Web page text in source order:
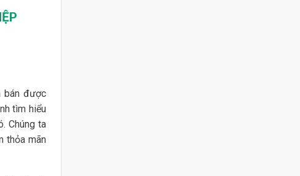
bán được
tìm hiểu
Chúng ta
thỏa mãn